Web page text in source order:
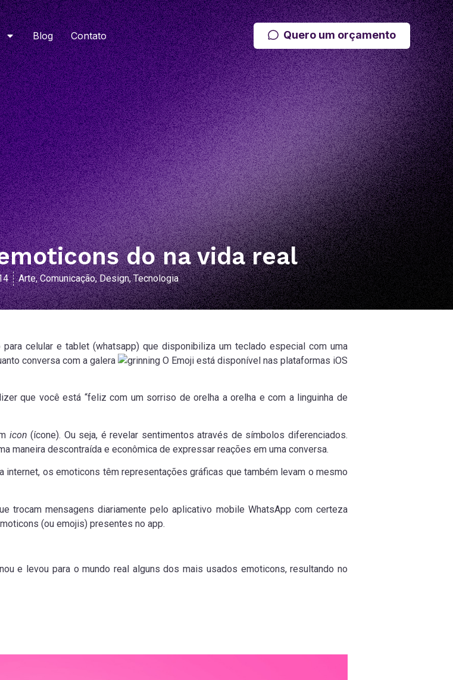
Blog Contato Quero um orçamento
do na vida real
Arte,Comunicação,Design,Tecnologia
celular e tablet (whatsapp) que disponibiliza um teclado especial com uma
conversa com a galera
O Emoji está disponível nas plataformas iOS
que você está “feliz com um sorriso de orelha a orelha e com a linguinha de
icon (ícone). Ou seja, é revelar sentimentos através de símbolos diferenciados.
maneira descontraída e econômica de expressar reações em uma conversa.
internet, os emoticons têm representações gráficas que também levam o mesmo
trocam mensagens diariamente pelo aplicativo mobile WhatsApp com certeza
(ou emojis) presentes no app.
e levou para o mundo real alguns dos mais usados emoticons, resultando no